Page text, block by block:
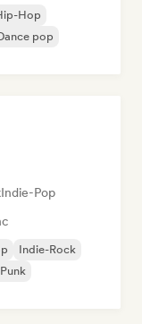
Hop
pop
Indie-Pop
Indie-Rock